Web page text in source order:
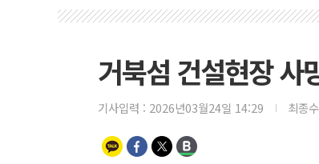
거북섬 건설현장
기사입력 : 2026년03월24일 14:29 최종